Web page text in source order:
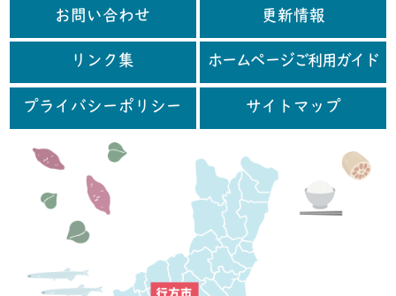
お問い合わせ 更新情報
リンク集 ホームページご利用ガイド
プライバシーポリシー サイトマップ